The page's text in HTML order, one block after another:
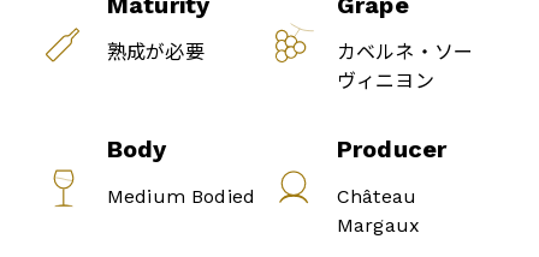
熟成が必要
カベルネ・ソー
ヴィニヨン
Body
Medium Bodied
Producer
Château
Margaux